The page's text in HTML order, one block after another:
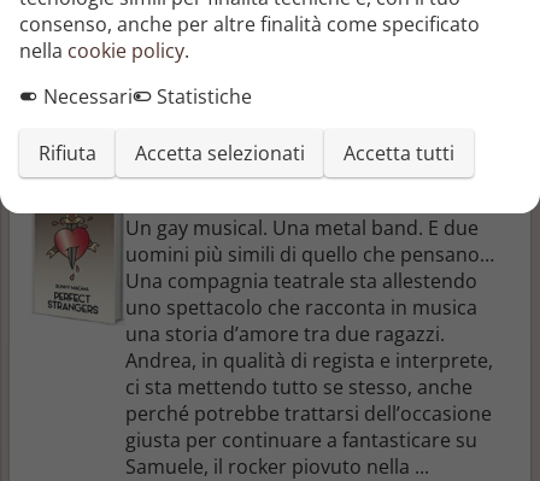
le proprie debolezze, non raccontare i
propri cavoli agli altri: questo è il corretto
Un gay musical. Una metal band. E due
uomini più simili di quello che pensano…
Una compagnia teatrale sta allestendo
uno spettacolo che racconta in musica
una storia d’amore tra due ragazzi.
Andrea, in qualità di regista e interprete,
ci sta mettendo tutto se stesso, anche
perché potrebbe trattarsi dell’occasione
giusta per continuare a fantasticare su
Samuele, il rocker piovuto nella ...
consenso, anche per altre finalità come specificato
nella cookie policy.
Necessari
Statistiche
Rifiuta Accetta selezionati Accetta tutti